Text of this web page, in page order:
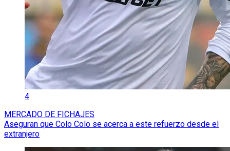
4
MERCADO DE FICHAJES
Aseguran que Colo Colo se acerca a este refuerzo desde el
extranjero